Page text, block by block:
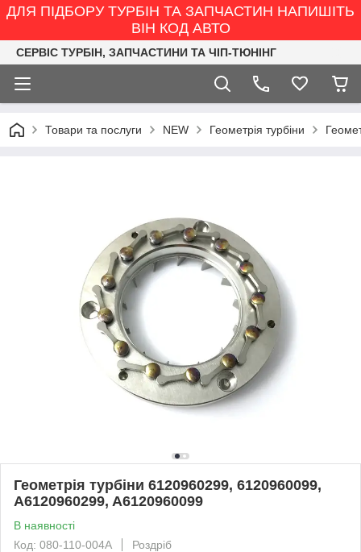
ДЛЯ ПІДБОРУ ТУРБІН ТА ЗАПЧАСТИН НАПИШІТЬ
ВІН КОД АВТО
СЕРВІС ТУРБІН, ЗАПЧАСТИНИ ТА ЧІП-ТЮНІНГ
Товари та послуги NEW Геометрія турбіни
Геометрія турбіни 6120960299, 6120960099,
A6120960299, A6120960099
В наявності
Код: 080-110-004A
Роздріб